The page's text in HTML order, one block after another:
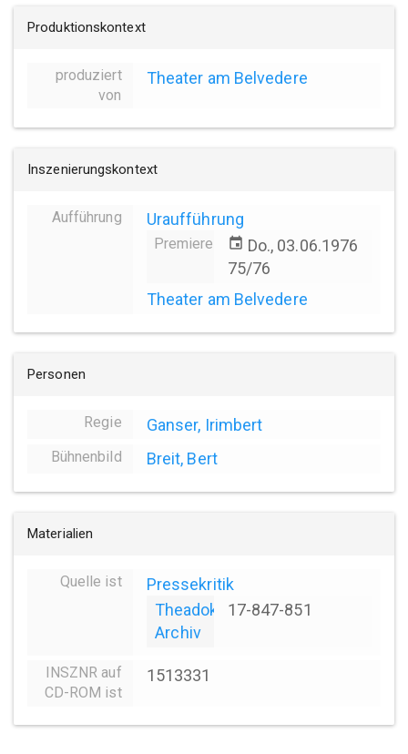
Produktionskontext
produziert
von
Theater am Belvedere
Inszenierungskontext
Aufführung Uraufführung
Premiere event Do., 03.06.1976
75/76
Theater am Belvedere
Personen
Regie Ganser, Irimbert
Bühnenbild Breit, Bert
Materialien
Quelle ist
Pressekritik
Theadok
Archiv
17-847-851
INSZNR auf
CD-ROM ist
1513331